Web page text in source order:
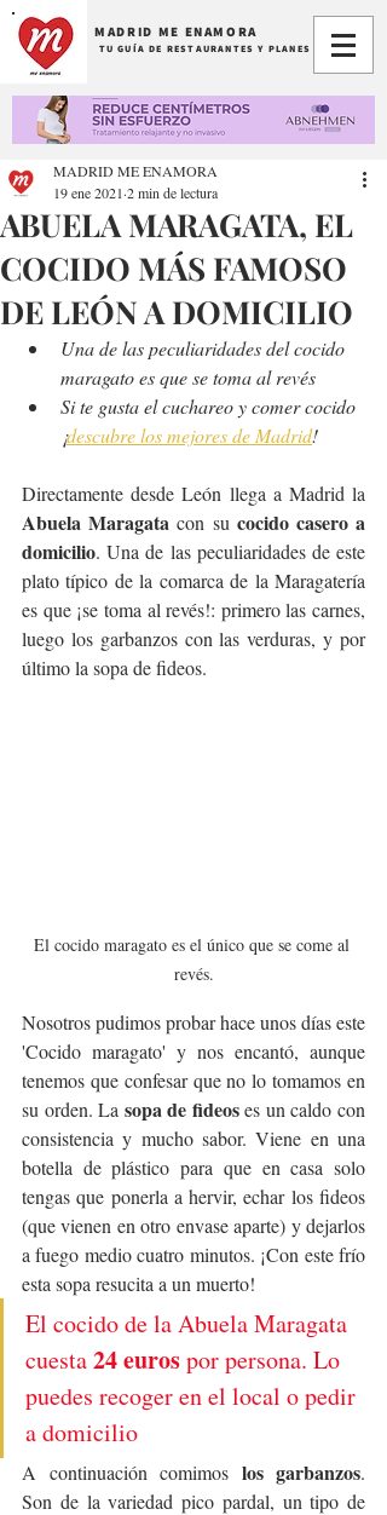
MADRID ME ENAMORA
TU GUÍA DE RESTAURANTES Y PLANES
ABUELA MARAGATA, EL
COCIDO MÁS FAMOSO
DE LEÓN A DOMICILIO
MADRID ME ENAMORA
19 ene 2021 2 min de lectura
Una de las peculiaridades del cocido
maragato es que se toma al revés
Si te gusta el cuchareo y comer cocido
¡descubre los mejores de Madrid!
Abuela Maragata con su cocido casero a
domicilio. Una de las peculiaridades de este
plato típico de la comarca de la Maragatería
es que ¡se toma al revés!: primero las carnes,
luego los garbanzos con las verduras, y por
último la sopa de fideos.
El cocido maragato es el único que se come al
revés.
Nosotros pudimos probar hace unos días este
'Cocido maragato' y nos encantó, aunque
tenemos que confesar que no lo tomamos en
su orden. La sopa de fideos es un caldo con
consistencia y mucho sabor. Viene en una
botella de plástico para que en casa solo
tengas que ponerla a hervir, echar los fideos
(que vienen en otro envase aparte) y dejarlos
a fuego medio cuatro minutos. ¡Con este frío
esta sopa resucita a un muerto!
El cocido de la Abuela Maragata
cuesta 24 euros por persona. Lo
puedes recoger en el local o pedir
a domicilio
A continuación comimos los garbanzos.
Son de la variedad pico pardal, un tipo de